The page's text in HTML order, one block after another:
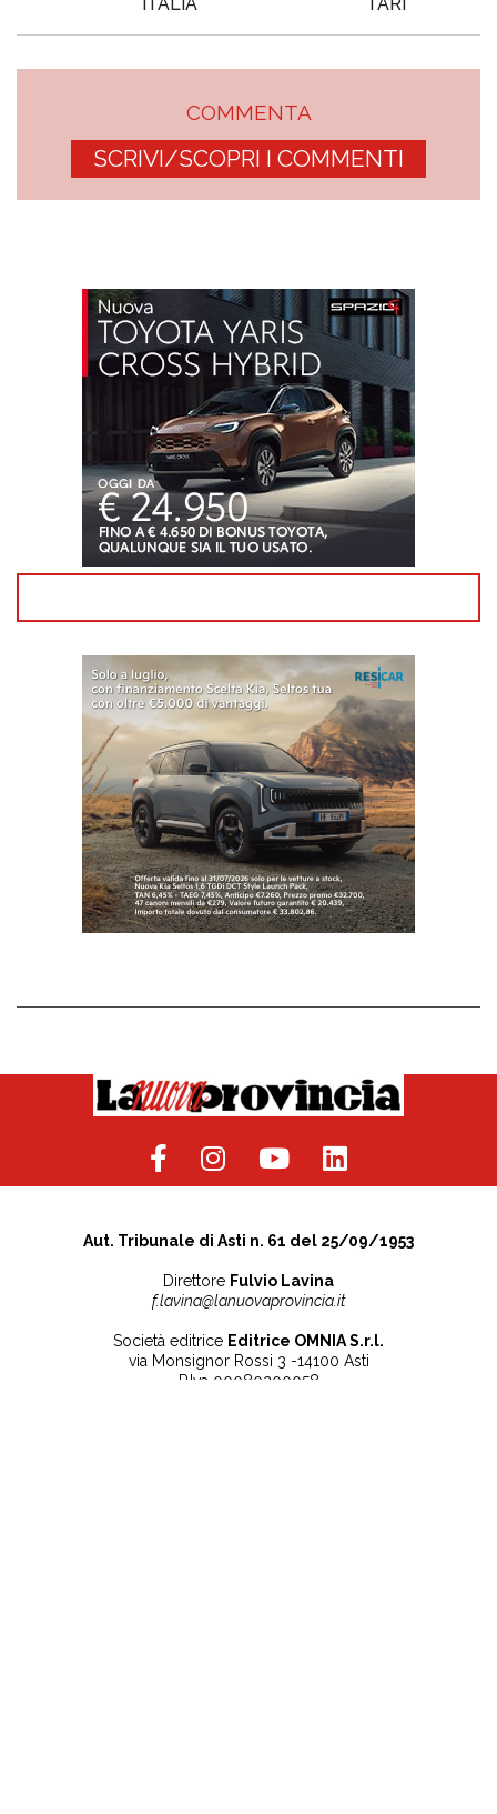
COMMENTA
SCRIVI/SCOPRI I COMMENTI
Aut. Tribunale di Asti n. 61 del 25/09/1953
Direttore Fulvio Lavina
f.lavina@lanuovaprovincia.it
Società editrice Editrice OMNIA S.r.l.
via Monsignor Rossi 3 -14100 Asti
P.Iva 00080200058